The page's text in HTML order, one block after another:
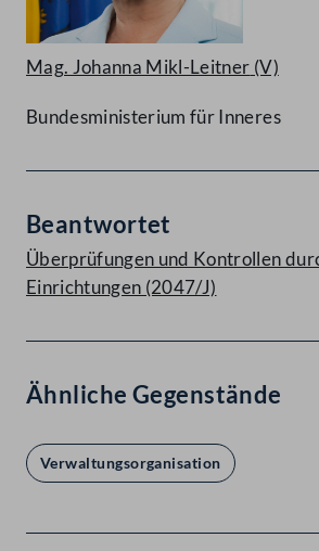
Mag. Johanna Mikl-Leitner (V)
Bundesministerium für Inneres
Beantwortet
Überprüfungen und Kontrollen
Einrichtungen (2047/J)
Ähnliche Gegenstände
Verwaltungsorganisation